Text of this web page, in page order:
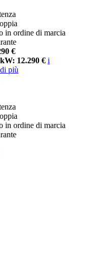
in ordine di marcia
€
12.290 € i
più
in ordine di marcia